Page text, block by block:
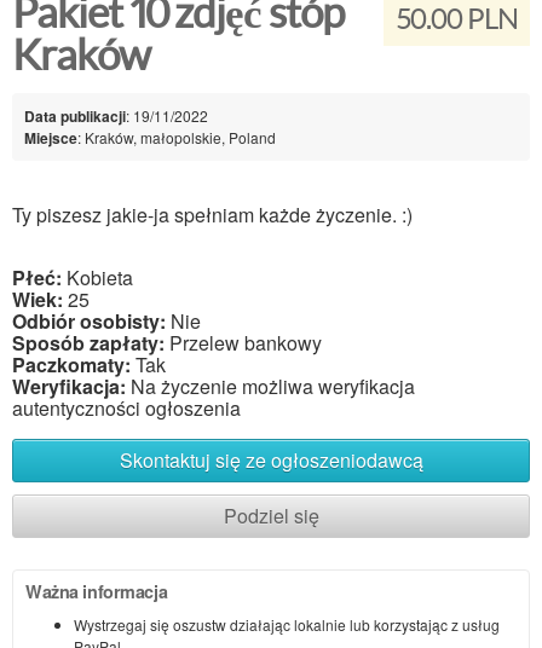
50.00 PLN
Pakiet 10 zdjęć stóp
Kraków
Data publikacji: 19/11/2022
Miejsce: Kraków, małopolskie, Poland
Ty piszesz jakie-ja spełniam każde życzenie. :)
Płeć: Kobieta
Wiek: 25
Odbiór osobisty: Nie
Sposób zapłaty: Przelew bankowy
Paczkomaty: Tak
Weryfikacja: Na życzenie możliwa weryfikacja
autentyczności ogłoszenia
Skontaktuj się ze ogłoszeniodawcą
Podziel się
Ważna informacja
Wystrzegaj się oszustw działając lokalnie lub korzystając z usług